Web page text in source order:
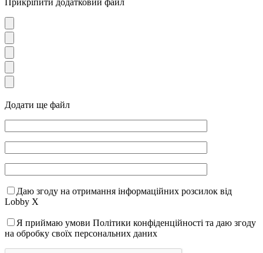
Додати ще файл
Даю згоду на отримання інформаційних розсилок від
Lobby X
Я приймаю умови Політики конфіденційності та даю згоду
на обробку своїх персональних даних